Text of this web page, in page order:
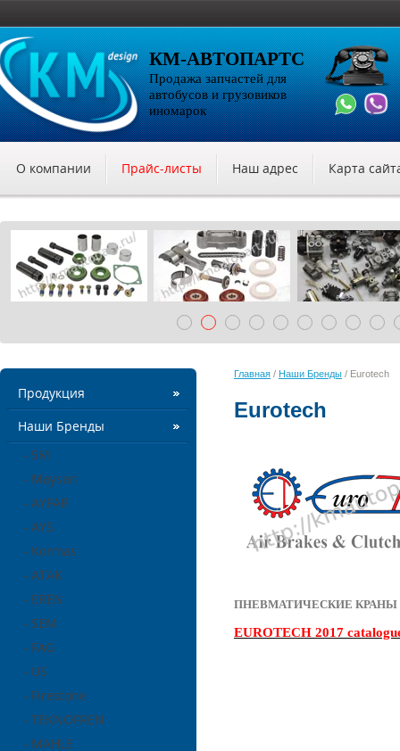
КМ-АВТОПАРТС
Продажа запчастей для
автобусов и грузовиков
иномарок
О компании Прайс-листы Наш адрес Карта
Главная / Наши Бренды / Eurotech
Eurotech
ПНЕВМАТИЧЕСКИЕ КРАНЫ
EUROTECH 2017
Продукция
Наши Бренды
- 5M
- Maysan
- AYFAR
- AYS
- Kormas
- ATAK
- EREN
- SEM
- FAG
- US
- Firestone
- TEKNOFREN
- MAHLE